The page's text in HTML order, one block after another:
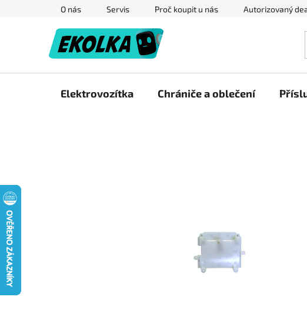
O nás Servis Proč koupit u nás Autorizovaný
Elektrovozítka Chrániče a oblečení